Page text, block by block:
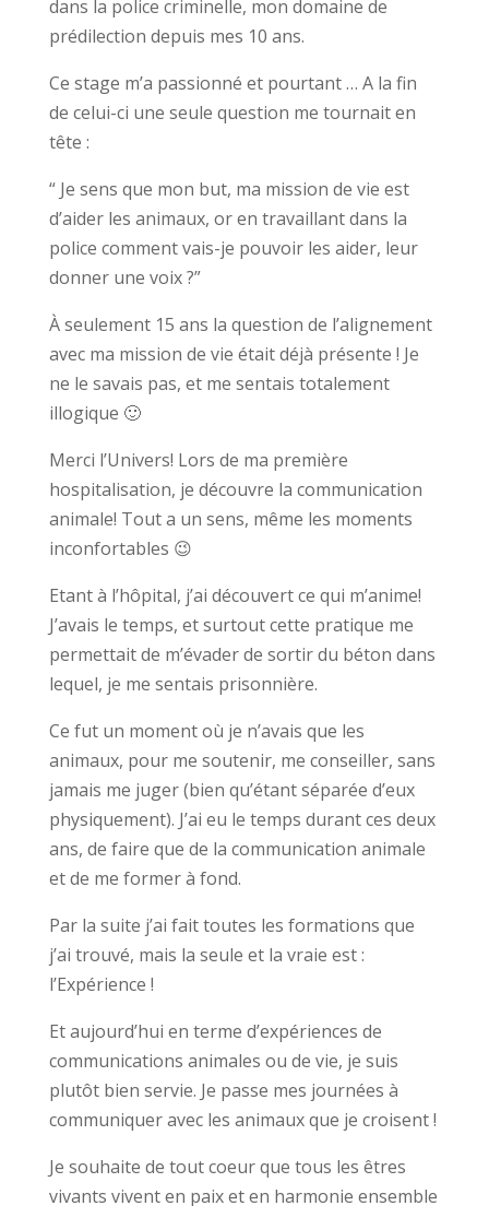
dans la police criminelle, mon domaine de
prédilection depuis mes 10 ans.
Ce stage m’a passionné et pourtant … A la fin
de celui-ci une seule question me tournait en
tête :
“ Je sens que mon but, ma mission de vie est
d’aider les animaux, or en travaillant dans la
police comment vais-je pouvoir les aider, leur
donner une voix ?”
À seulement 15 ans la question de l’alignement
avec ma mission de vie était déjà présente ! Je
ne le savais pas, et me sentais totalement
illogique 🙂
Merci l’Univers! Lors de ma première
hospitalisation, je découvre la communication
animale! Tout a un sens, même les moments
inconfortables 😉
Etant à l’hôpital, j’ai découvert ce qui m’anime!
J’avais le temps, et surtout cette pratique me
permettait de m’évader de sortir du béton dans
lequel, je me sentais prisonnière.
Ce fut un moment où je n’avais que les
animaux, pour me soutenir, me conseiller, sans
jamais me juger (bien qu’étant séparée d’eux
physiquement). J’ai eu le temps durant ces deux
ans, de faire que de la communication animale
et de me former à fond.
Par la suite j’ai fait toutes les formations que
j’ai trouvé, mais la seule et la vraie est :
l’Expérience !
Et aujourd’hui en terme d’expériences de
communications animales ou de vie, je suis
plutôt bien servie. Je passe mes journées à
communiquer avec les animaux que je croisent !
Je souhaite de tout coeur que tous les êtres
vivants vivent en paix et en harmonie ensemble